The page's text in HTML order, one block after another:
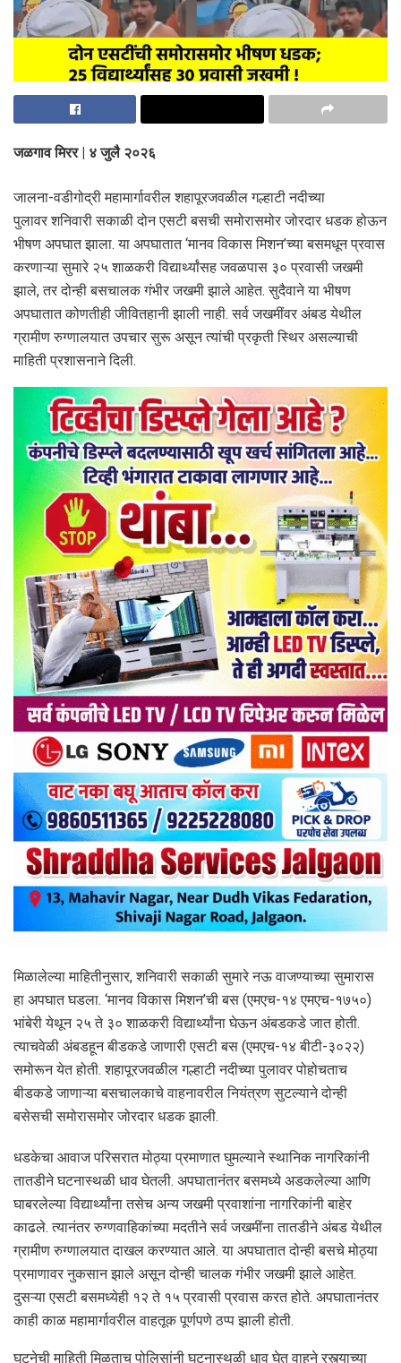
जळगाव मिरर | ४ जुलै २०२६
जालना-वडीगोद्री महामार्गावरील शहापूरजवळील गल्हाटी नदीच्या
पुलावर शनिवारी सकाळी दोन एसटी बसची समोरासमोर जोरदार धडक होऊन
भीषण अपघात झाला. या अपघातात ‘मानव विकास मिशन’च्या बसमधून प्रवास
करणाऱ्या सुमारे २५ शाळकरी विद्यार्थ्यांसह जवळपास ३० प्रवासी जखमी
झाले, तर दोन्ही बसचालक गंभीर जखमी झाले आहेत. सुदैवाने या भीषण
अपघातात कोणतीही जीवितहानी झाली नाही. सर्व जखमींवर अंबड येथील
ग्रामीण रुग्णालयात उपचार सुरू असून त्यांची प्रकृती स्थिर असल्याची
माहिती प्रशासनाने दिली.
मिळालेल्या माहितीनुसार, शनिवारी सकाळी सुमारे नऊ वाजण्याच्या सुमारास
हा अपघात घडला. ‘मानव विकास मिशन’ची बस (एमएच-१४ एमएच-१७५०)
भांबेरी येथून २५ ते ३० शाळकरी विद्यार्थ्यांना घेऊन अंबडकडे जात होती.
त्याचवेळी अंबडहून बीडकडे जाणारी एसटी बस (एमएच-१४ बीटी-३०२२)
समोरून येत होती. शहापूरजवळील गल्हाटी नदीच्या पुलावर पोहोचताच
बीडकडे जाणाऱ्या बसचालकाचे वाहनावरील नियंत्रण सुटल्याने दोन्ही
बसेसची समोरासमोर जोरदार धडक झाली.
धडकेचा आवाज परिसरात मोठ्या प्रमाणात घुमल्याने स्थानिक नागरिकांनी
तातडीने घटनास्थळी धाव घेतली. अपघातानंतर बसमध्ये अडकलेल्या आणि
घाबरलेल्या विद्यार्थ्यांना तसेच अन्य जखमी प्रवाशांना नागरिकांनी बाहेर
काढले. त्यानंतर रुग्णवाहिकांच्या मदतीने सर्व जखमींना तातडीने अंबड येथील
ग्रामीण रुग्णालयात दाखल करण्यात आले. या अपघातात दोन्ही बसचे मोठ्या
प्रमाणावर नुकसान झाले असून दोन्ही चालक गंभीर जखमी झाले आहेत.
दुसऱ्या एसटी बसमध्येही १२ ते १५ प्रवासी प्रवास करत होते. अपघातानंतर
काही काळ महामार्गावरील वाहतूक पूर्णपणे ठप्प झाली होती.
घटनेची माहिती मिळताच पोलिसांनी घटनास्थळी धाव घेत वाहने रस्त्याच्या